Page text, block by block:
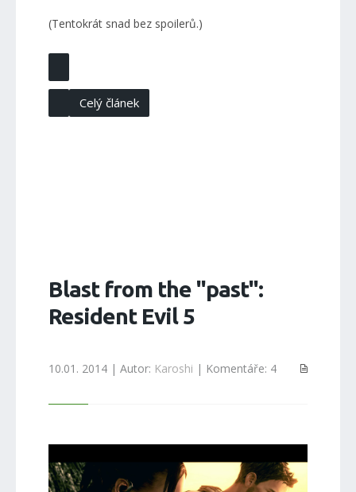
(Tentokrát snad bez spoilerů.)
Celý článek
Blast from the "past":
Resident Evil 5
10.01. 2014 | Autor: Karoshi | Komentáře: 4